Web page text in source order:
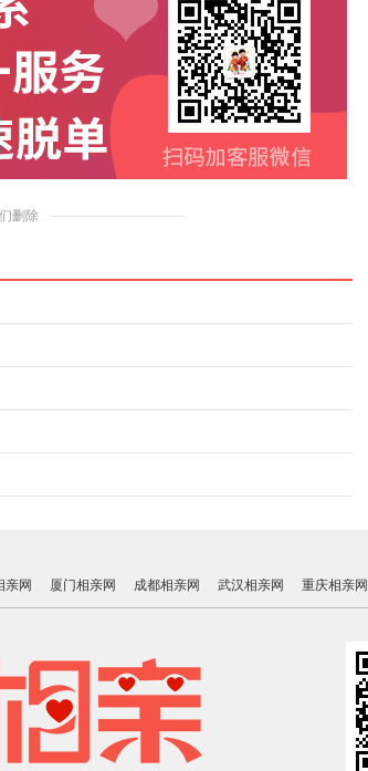
删除
亲网 厦门相亲网 成都相亲网 武汉相亲网 重庆相亲网